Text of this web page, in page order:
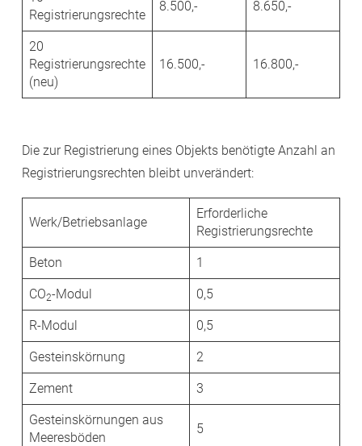
Registrierungsrechte
8.500,- 8.650,-
20
Registrierungsrechte
(neu)
16.500,- 16.800,-
Die zur Registrierung eines Objekts benötigte Anzahl an
Registrierungsrechten bleibt unverändert:
Werk/Betriebsanlage
Erforderliche
Registrierungsrechte
Beton 1
CO2-Modul 0,5
R-Modul 0,5
Gesteinskörnung 2
Zement 3
Gesteinskörnungen aus
Meeresböden
5